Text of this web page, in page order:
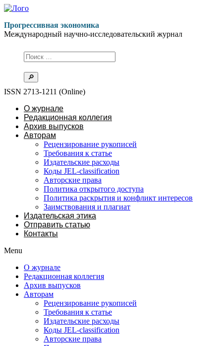
Перейти
содержимому
Прогрессивная экономика
Международный научно-исследовательский журнал
ISSN 2713-1211 (Online)
О журнале
Редакционная коллегия
Архив выпусков
Авторам
Рецензирование рукописей
Требования к статье
Издательские расходы
Коды JEL-classification
Авторские права
Политика открытого доступа
Политика раскрытия и конфликт интересов
Заимствования и плагиат
Издательская этика
Отправить статью
Контакты
Menu
О журнале
Редакционная коллегия
Архив выпусков
Авторам
Рецензирование рукописей
Требования к статье
Издательские расходы
Коды JEL-classification
Авторские права